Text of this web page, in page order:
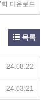
회 다운로드
목록
24.08.22
24.03.21